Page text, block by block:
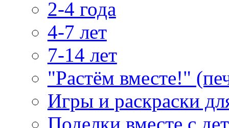
2-4 года
4-7 лет
7-14 лет
"Растём вместе!"
Игры и раскраски